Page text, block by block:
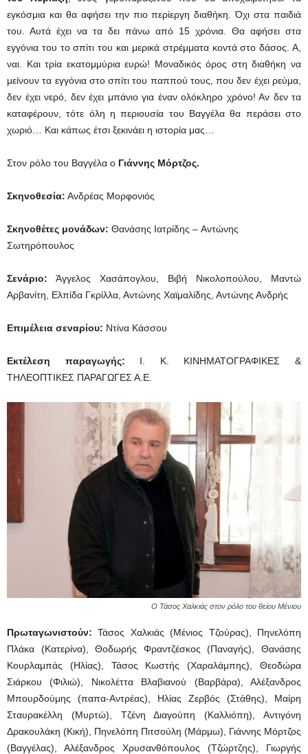
εγκόσμια και θα αφήσει την πιο περίεργη διαθήκη. Όχι στα παιδιά
του. Αυτά έχει να τα δει πάνω από 15 χρόνια. Θα αφήσει στα
εγγόνια του το σπίτι του και μερικά στρέμματα κοντά στο δάσος. Α,
ναι. Και τρία εκατομμύρια ευρώ! Μοναδικός όρος στη διαθήκη να
μείνουν τα εγγόνια στο σπίτι του παππού τους, που δεν έχει ρεύμα,
δεν έχει νερό, δεν έχει μπάνιο για έναν ολόκληρο χρόνο! Αν δεν τα
καταφέρουν, τότε όλη η περιουσία του Βαγγέλα θα περάσει στο
χωριό… Και κάπως έτσι ξεκινάει η ιστορία μας…
Στον ρόλο του Βαγγέλα ο Γιάννης Μόρτζος.
Σκηνοθεσία: Ανδρέας Μορφονιός
Σκηνοθέτες μονάδων: Θανάσης Ιατρίδης – Αντώνης
Σωτηρόπουλος
Σενάριο: Άγγελος Χασάπογλου, Βιβή Νικολοπούλου, Μαντώ
Αρβανίτη, Ελπίδα Γκρίλλα, Αντώνης Χαϊμαλίδης, Αντώνης Ανδρής
Επιμέλεια σεναρίου: Ντίνα Κάσσου
Εκτέλεση παραγωγής: Ι. Κ. ΚΙΝΗΜΑΤΟΓΡΑΦΙΚΕΣ &
ΤΗΛΕΟΠΤΙΚΕΣ ΠΑΡΑΓΩΓΕΣ Α.Ε.
Ο Τάσος Χαλκιάς στον ρόλο του θείου Μένιου
Πρωταγωνιστούν:Τάσος Χαλκιάς (Μένιος Τζούρας), Πηνελόπη
Πλάκα (Κατερίνα), Θοδωρής Φραντζέσκος (Παναγής), Θανάσης
Κουρλαμπάς (Ηλίας), Τάσος Κωστής (Χαραλάμπης), Θεοδώρα
Σιάρκου (Φιλιώ), Νικολέττα Βλαβιανού (Βαρβάρα), Αλέξανδρος
Μπουρδούμης (παπα-Αντρέας), Ηλίας Ζερβός (Στάθης), Μαίρη
Σταυρακέλλη (Μυρτώ), Τζένη Διαγούπη (Καλλιόπη), Αντιγόνη
Δρακουλάκη (Κική), Πηνελόπη Πιτσούλη (Μάρμω), Γιάννης Μόρτζος
(Βαγγέλας), Αλέξανδρος Χρυσανθόπουλος (Τζώρτζης), Γιωργής